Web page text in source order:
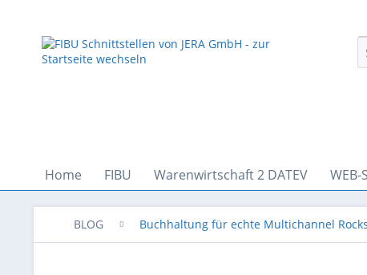
Home FIBU Warenwirtschaft 2 DATEV WEB-
BLOG Buchhaltung für echte Multichannel